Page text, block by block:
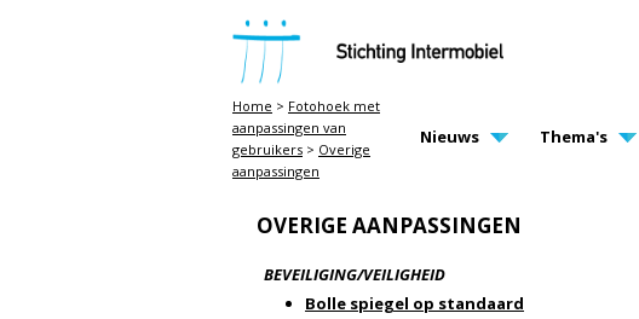
STICHTING INTERMOBIEL
MAIN PAGE NAVIGATION
Nieuws Thema's
Home > Fotohoek met
aanpassingen van
gebruikers > Overige
aanpassingen
OVERIGE AANPASSINGEN
BEVEILIGING/VEILIGHEID
Bolle spiegel op standaard